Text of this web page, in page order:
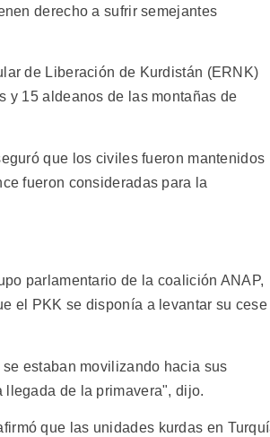
derecho a sufrir semejantes
de Liberación de Kurdistán (ERNK)
y 15 aldeanos de las montañas de
que los civiles fueron mantenidos
fueron consideradas para la
parlamentario de la coalición ANAP,
el PKK se disponía a levantar su cese
estaban movilizando hacia sus
de la primavera", dijo.
que las unidades kurdas en